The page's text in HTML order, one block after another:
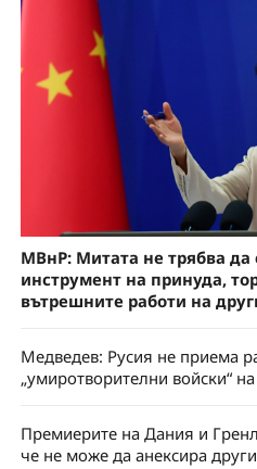
МВнР: Митата не трябва да
инструмент на принуда,
вътрешните работи на
Медведев: Русия не приема
„умиротворителни войски“
Премиерите на Дания и
че не може да анексира